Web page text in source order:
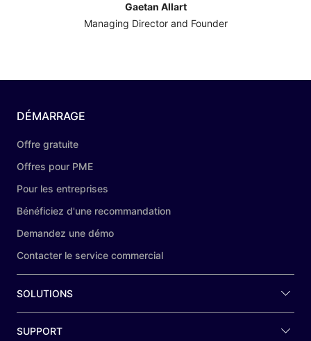
Gaetan Allart
Managing Director and Founder
DÉMARRAGE
Offre gratuite
Offres pour PME
Pour les entreprises
Bénéficiez d'une recommandation
Demandez une démo
Contacter le service commercial
SOLUTIONS
SUPPORT